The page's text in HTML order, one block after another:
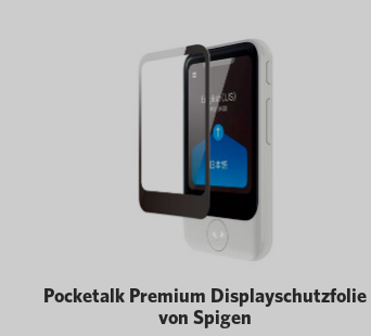
Pocketalk Premium Displayschutzfolie
von Spigen